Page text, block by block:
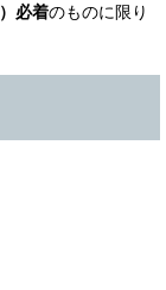
必着のものに限り